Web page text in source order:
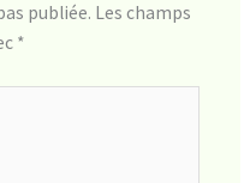
publiée. Les champs
*